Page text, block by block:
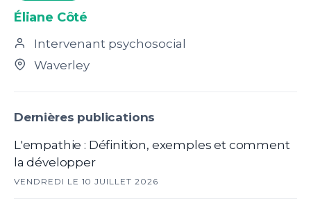
Éliane Côté
Intervenant psychosocial
Waverley
Dernières publications
L'empathie : Définition, exemples et comment
la développer
VENDREDI LE 10 JUILLET 2026